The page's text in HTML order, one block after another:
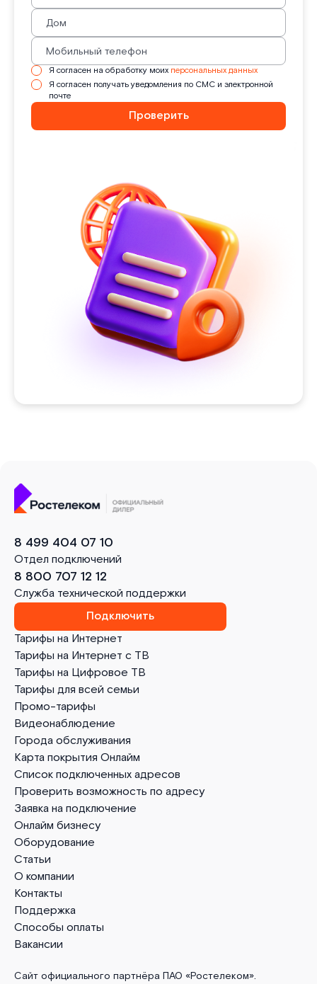
Я согласен на обработку моих персональных данных
Я согласен получать уведомления по СМС и электронной
почте
Проверить
Тарифы на Интернет
Тарифы на Интернет с ТВ
Тарифы на Цифровое ТВ
Тарифы для всей семьи
Промо-тарифы
Видеонаблюдение
Города обслуживания
Карта покрытия Онлайм
Список подключенных адресов
Проверить возможность по адресу
Заявка на подключение
Онлайм бизнесу
Оборудование
Статьи
О компании
Контакты
Поддержка
Способы оплаты
Вакансии
8 499 404 07 10
Отдел подключений
8 800 707 12 12
Служба технической поддержки
Подключить
Сайт официального партнёра ПАО «Ростелеком».